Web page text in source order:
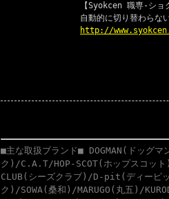
【Syokcen 職専-ショ
自動的に切り替わらな
http://
■主な取扱ブランド■ DOGMAN(ドッ
ク)/C.A.T/HOP-SCOT(ホップスコ
CLUB(シーズクラブ)/D-pit(ディーピ
ク)/SOWA(桑和)/MARUGO(丸五)/